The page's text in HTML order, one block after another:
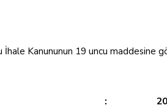
İhale Kanununun 19 uncu maddesine
: